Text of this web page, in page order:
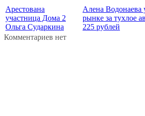
Арестована
участница Дома 2
Ольга Сударкина
Алена Водонаева
рынке за тухлое
225 рублей
Комментариев нет